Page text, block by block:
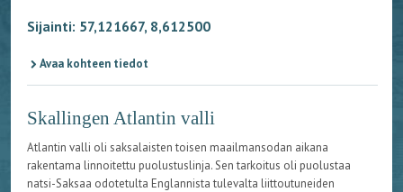
Sijainti: 57,121667, 8,612500
Avaa kohteen tiedot
Skallingen Atlantin valli
Atlantin valli oli saksalaisten toisen maailmansodan aikana
rakentama linnoitettu puolustuslinja. Sen tarkoitus oli puolustaa
natsi-Saksaa odotetulta Englannista tulevalta liittoutuneiden